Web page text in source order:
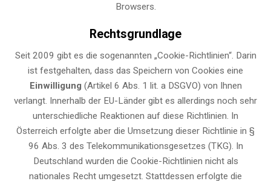
Browsers.
Rechtsgrundlage
Seit 2009 gibt es die sogenannten „Cookie-Richtlinien“. Darin
ist festgehalten, dass das Speichern von Cookies eine
Einwilligung (Artikel 6 Abs. 1 lit. a DSGVO) von Ihnen
verlangt. Innerhalb der EU-Länder gibt es allerdings noch sehr
unterschiedliche Reaktionen auf diese Richtlinien. In
Österreich erfolgte aber die Umsetzung dieser Richtlinie in §
96 Abs. 3 des Telekommunikationsgesetzes (TKG). In
Deutschland wurden die Cookie-Richtlinien nicht als
nationales Recht umgesetzt. Stattdessen erfolgte die